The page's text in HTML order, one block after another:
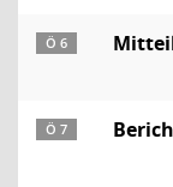
Ö 6
Ö 7